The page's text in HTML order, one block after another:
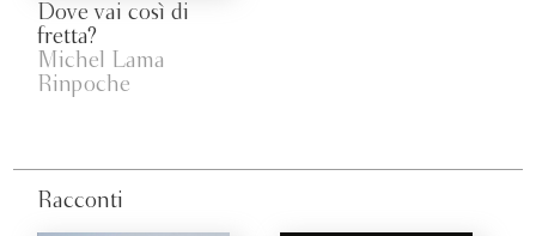
Dove vai così di
fretta?
Michel Lama
Rinpoche
Racconti